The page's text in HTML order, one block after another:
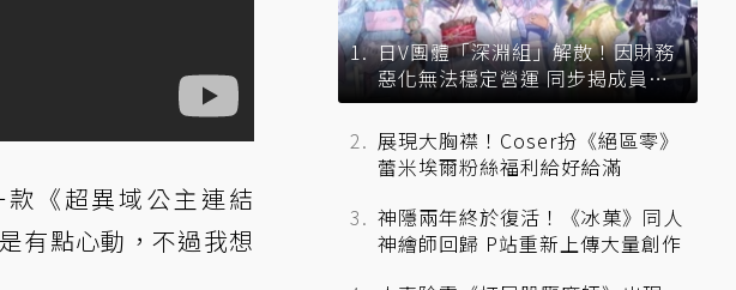
款《超異域公主連結
有點心動，不過我想
日V團體「深淵組」解散！因財務
惡化無法穩定營運 同步揭成員未
來去向
展現大胸襟！Coser扮《絕區零》
蕾米埃爾粉絲福利給好給滿
神隱兩年終於復活！《冰菓》同人
神繪師回歸 P站重新上傳大量創作